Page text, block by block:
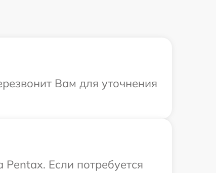
Вам для уточнения
Если потребуется